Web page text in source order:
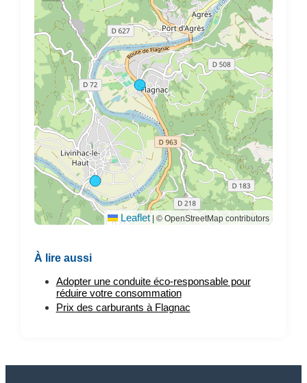
Leaflet | © OpenStreetMap contributors
À lire aussi
Adopter une conduite éco-responsable pour
réduire votre consommation
Prix des carburants à Flagnac